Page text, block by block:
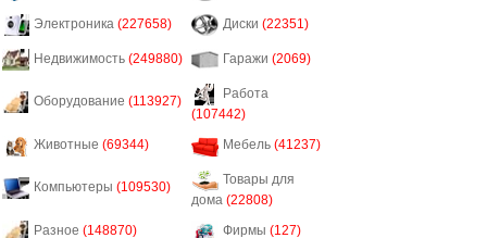
Электроника (227658) Диски (22351)
Недвижимость (249880) Гаражи (2069)
Оборудование (113927)
Работа
(107442)
Животные (69344) Мебель (41237)
Компьютеры (109530)
Товары для
дома (22808)
Разное (148870) Фирмы (127)